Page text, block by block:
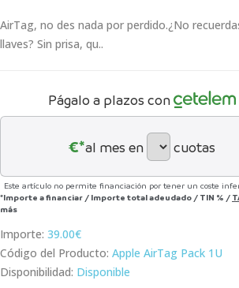
AirTag, no des nada por perdido.¿No
llaves? Sin prisa, qu..
Págalo a plazos con
€*al mes en cuotas
Este artículo no permite financiación por tener un coste
*Importe a financiar / Importe total adeudado / TIN % /
más
Importe: 39.00€
Código del Producto: Apple AirTag Pack 1U
Disponibilidad: Disponible